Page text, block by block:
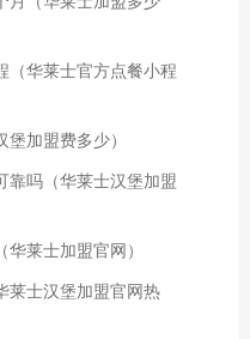
（华莱士官方点餐小程
加盟费多少）
靠吗（华莱士汉堡加盟
莱士加盟官网）
莱士汉堡加盟官网热